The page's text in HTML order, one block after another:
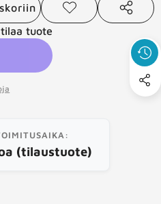
Lisää
toivelistaan
Jaa
tuote
(tilaustuote)